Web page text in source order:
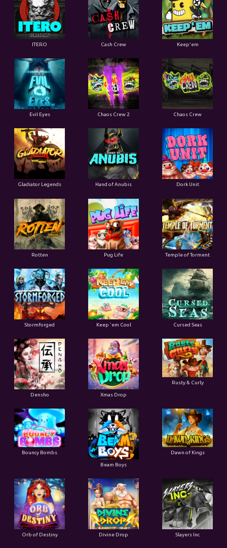
ITERO Cash Crew Keep'em
Evil Eyes Chaos Crew 2 Chaos Crew
Gladiator Legends Hand of Anubis Dork Unit
Rotten Pug Life Temple of Torment
Stormforged Keep 'em Cool Cursed Seas
Densho Xmas Drop
Rusty & Curly
Bouncy Bombs
Beam Boys
Dawn of Kings
Orb of Destiny Divine Drop Slayers Inc